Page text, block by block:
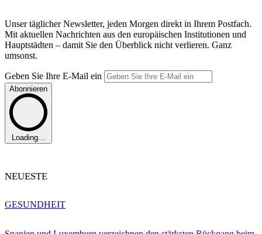
Unser täglicher Newsletter, jeden Morgen direkt in Ihrem Postfach.
Mit aktuellen Nachrichten aus den europäischen Institutionen und
Hauptstädten – damit Sie den Überblick nicht verlieren. Ganz
umsonst.
Geben Sie Ihre E-Mail ein
Abonnieren
Loading...
NEUESTE
GESUNDHEIT